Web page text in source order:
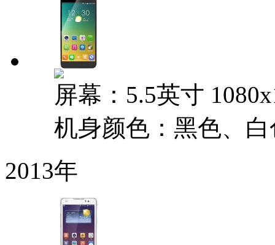
屏幕：5.5英寸
机身颜色：黑色、
2013年